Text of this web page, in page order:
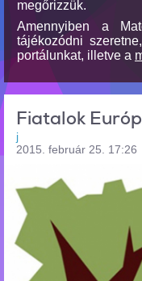
megőrizzük.
Amennyiben a
tájékozódni
portálunkat, illetve a
Fiatalok
j
2015. február 25. 17:26